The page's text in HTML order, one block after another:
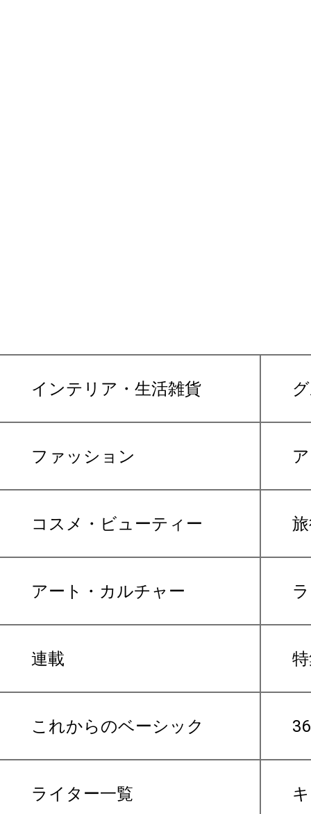
インテリア・生活雑貨
ファッション
コスメ・ビューティー
アート・カルチャー
連載
これからのベーシック
ライター一覧